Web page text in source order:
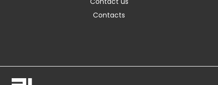
Contacts